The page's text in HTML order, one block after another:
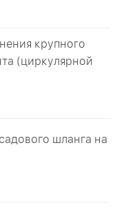
крупного
(циркулярной
шланга на